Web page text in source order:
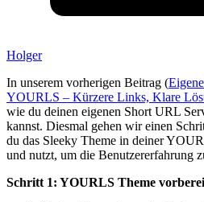
Holger
In unserem vorherigen Beitrag (
YOURLS – Kürzere Links, Klare
wie du deinen eigenen Short URL
kannst. Diesmal gehen wir einen
du das Sleeky Theme in deiner
und nutzt, um die Benutzererfahrung
Schritt 1: YOURLS Theme